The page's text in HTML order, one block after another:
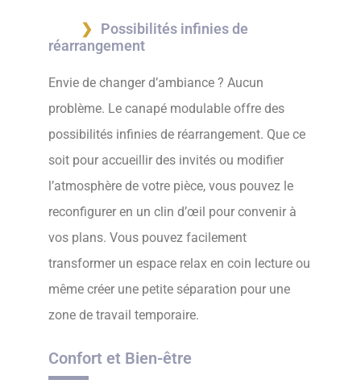
Possibilités infinies de
réarrangement
Envie de changer d’ambiance ? Aucun
problème. Le canapé modulable offre des
possibilités infinies de réarrangement. Que ce
soit pour accueillir des invités ou modifier
l’atmosphère de votre pièce, vous pouvez le
reconfigurer en un clin d’œil pour convenir à
vos plans. Vous pouvez facilement
transformer un espace relax en coin lecture ou
même créer une petite séparation pour une
zone de travail temporaire.
Confort et Bien-être